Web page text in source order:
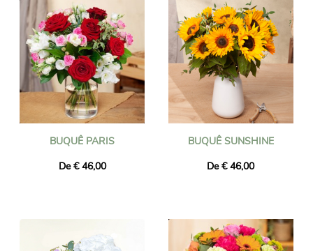
endereço de sua escolha pela floricultura mais próxima do
destinatário. Encomende antes das 16h e seu buquê será
entregue no dia seguinte, incluindo feriados. Seja qual for o
evento que você está comemorando (nascimento, aniversário,
casamento, agradecimento, etc.), confie na Universal Flower
para uma entrega de flores bem-sucedida!
BUQUÊ PARIS
De € 46,00
BUQUÊ SUNSHINE
De € 46,00